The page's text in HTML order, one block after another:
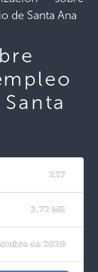
de Santa Ana
227
3.72 MB
de 2020